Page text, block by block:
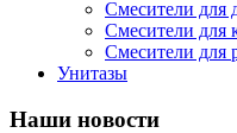
Смесители для
Смесители для
Смесители для
Унитазы
Наши новости